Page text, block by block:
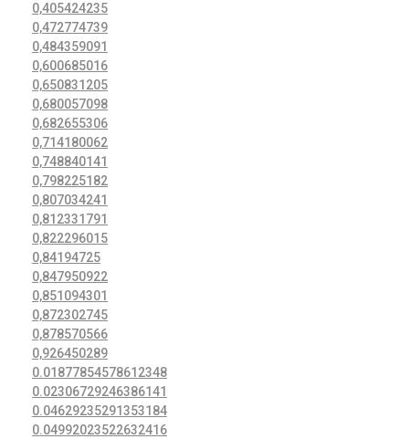
0,405424235
0,472774739
0,484359091
0,600685016
0,650831205
0,680057098
0,682655306
0,714180062
0,748840141
0,798225182
0,807034241
0,812331791
0,822296015
0,84194725
0,847950922
0,851094301
0,872302745
0,878570566
0,926450289
0.01877854578612348
0.02306729246386141
0.04629235291353184
0.04992023522632416